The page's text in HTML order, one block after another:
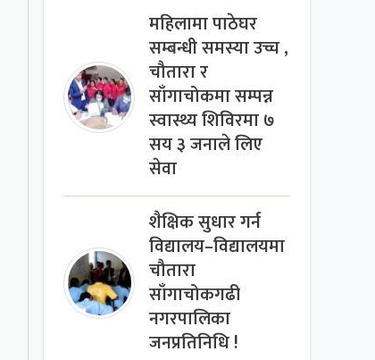
महिलामा पाठेघर
सम्बन्धी समस्या उच्च ,
चौतारा र
साँगाचोकमा सम्पन्न
स्वास्थ्य शिविरमा ७
सय ३ जनाले लिए
सेवा
शैक्षिक सुधार गर्न
विद्यालय–विद्यालयमा
चौतारा
साँगाचोकगढी
नगरपालिका
जनप्रतिनिधि !